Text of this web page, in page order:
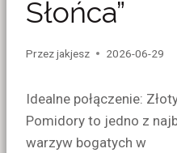
Słońca”
Przezjakjesz 2026-06-29
Idealne połączenie:
Pomidory to jedno z
warzyw bogatych w